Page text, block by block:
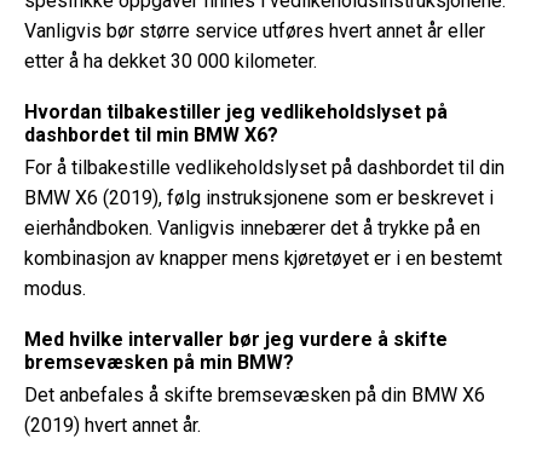
Vanligvis bør større service utføres hvert annet år eller
etter å ha dekket 30 000 kilometer.
Hvordan tilbakestiller jeg vedlikeholdslyset på
dashbordet til min BMW X6?
For å tilbakestille vedlikeholdslyset på dashbordet til din
BMW X6 (2019), følg instruksjonene som er beskrevet i
eierhåndboken. Vanligvis innebærer det å trykke på en
kombinasjon av knapper mens kjøretøyet er i en bestemt
modus.
Med hvilke intervaller bør jeg vurdere å skifte
bremsevæsken på min BMW?
Det anbefales å skifte bremsevæsken på din BMW X6
(2019) hvert annet år.